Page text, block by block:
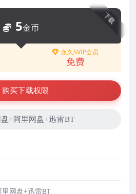
下载
5金币
永久SVIP会员
免费
购买下载权限
+阿里网盘+迅雷BT
网盘+迅雷BT